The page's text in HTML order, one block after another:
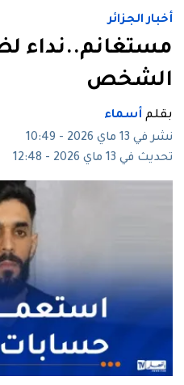
أخبار الجزائر
مستغانم..نداء
الشخص
بقلم أسماء
نشر في 13 ماي 2026 - 10:49
تحديث في 13 ماي 2026 - 12:48